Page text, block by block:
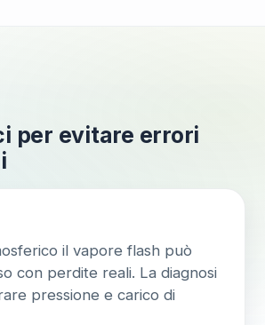
per evitare errori
il vapore flash può
con perdite reali. La diagnosi
pressione e carico di